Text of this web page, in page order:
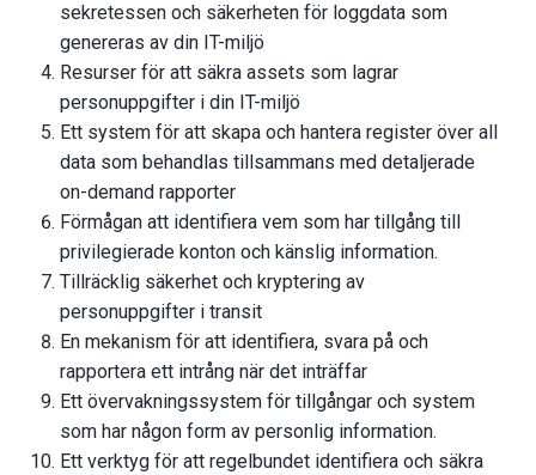
sekretessen och säkerheten för loggdata som
genereras av din IT-miljö
Resurser för att säkra assets som lagrar
personuppgifter i din IT-miljö
Ett system för att skapa och hantera register över all
data som behandlas tillsammans med detaljerade
on-demand rapporter
Förmågan att identifiera vem som har tillgång till
privilegierade konton och känslig information.
Tillräcklig säkerhet och kryptering av
personuppgifter i transit
En mekanism för att identifiera, svara på och
rapportera ett intrång när det inträffar
Ett övervakningssystem för tillgångar och system
som har någon form av personlig information.
Ett verktyg för att regelbundet identifiera och säkra